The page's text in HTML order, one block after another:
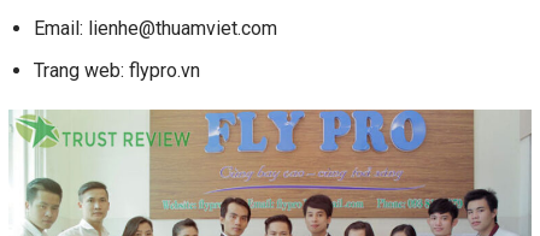
Email: lienhe@thuamviet.com
Trang web: flypro.vn